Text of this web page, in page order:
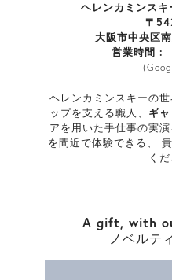
ヘレンカミンス
〒
大阪市中央区
営業時間
ヘレンカミンスキーの
ップを支える職人、 ギ
アを用いた手仕事の実
を間近で体験できる、
くだ
A gift, with
ノベルテ